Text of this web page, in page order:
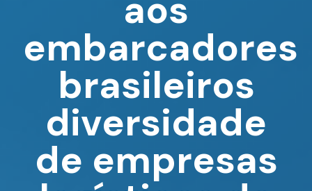
aos
embarcadores
brasileiros
diversidade
de empresas